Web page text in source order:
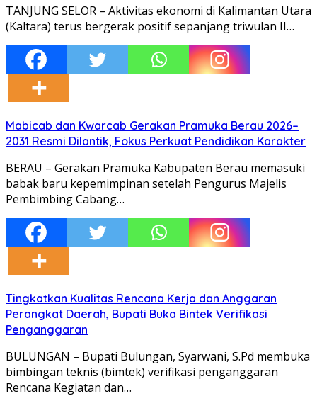
TANJUNG SELOR – Aktivitas ekonomi di Kalimantan Utara
(Kaltara) terus bergerak positif sepanjang triwulan II…
Mabicab dan Kwarcab Gerakan Pramuka Berau 2026–
2031 Resmi Dilantik, Fokus Perkuat Pendidikan Karakter
BERAU – Gerakan Pramuka Kabupaten Berau memasuki
babak baru kepemimpinan setelah Pengurus Majelis
Pembimbing Cabang…
Tingkatkan Kualitas Rencana Kerja dan Anggaran
Perangkat Daerah, Bupati Buka Bintek Verifikasi
Penganggaran
BULUNGAN – Bupati Bulungan, Syarwani, S.Pd membuka
bimbingan teknis (bimtek) verifikasi penganggaran
Rencana Kegiatan dan…